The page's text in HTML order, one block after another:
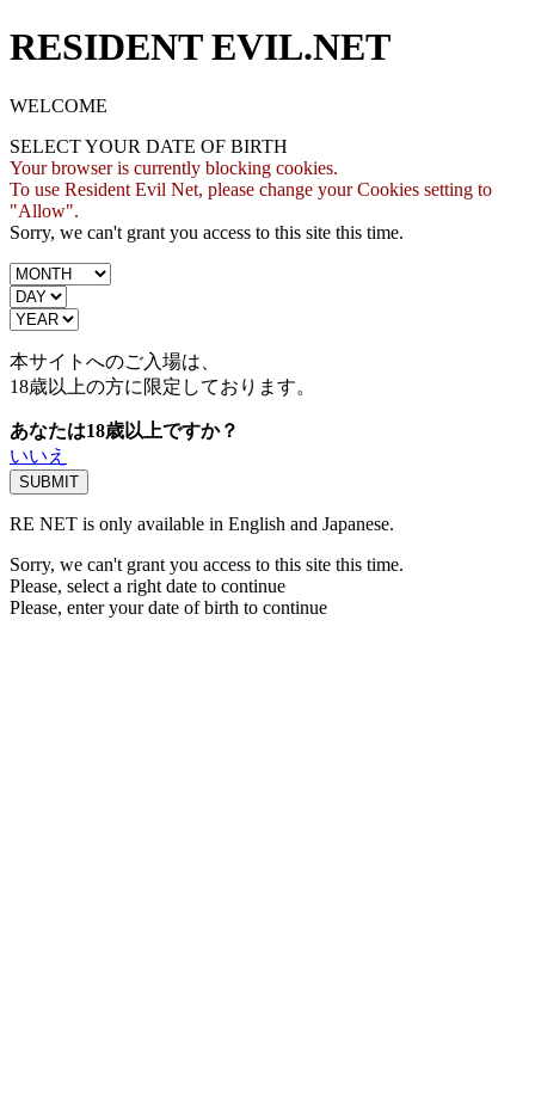
RESIDENT EVIL.NET
WELCOME
SELECT YOUR DATE OF BIRTH
Your browser is currently blocking cookies.
To use Resident Evil Net, please change your Cookies setting to
"Allow".
Sorry, we can't grant you access to this site this time.
本サイトへのご入場は、
18歳以上の方に限定しております。
あなたは18歳以上ですか？
いいえ
RE NET is only available in English and Japanese.
Sorry, we can't grant you access to this site this time.
Please, select a right date to continue
Please, enter your date of birth to continue